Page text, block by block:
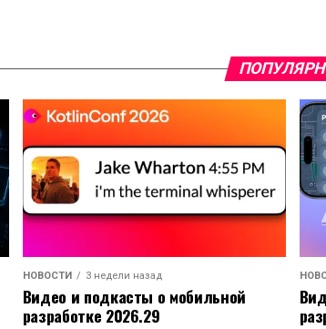
НОВОСТИ 3 недели назад
Видео и подкасты о мобильной
разработке 2026.29